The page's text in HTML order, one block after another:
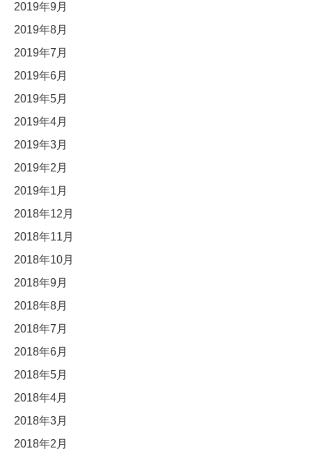
2019年9月
2019年8月
2019年7月
2019年6月
2019年5月
2019年4月
2019年3月
2019年2月
2019年1月
2018年12月
2018年11月
2018年10月
2018年9月
2018年8月
2018年7月
2018年6月
2018年5月
2018年4月
2018年3月
2018年2月